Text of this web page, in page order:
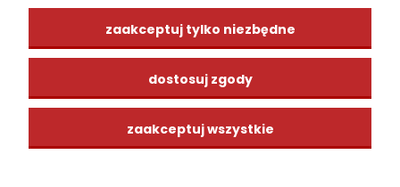
ZAKUPY
CENTRUM WIEDZY
zaakceptuj tylko niezbędne
dostosuj zgody
zaakceptuj wszystkie